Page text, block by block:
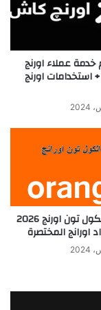
عملاء اورنج
كاش 2026 + استخدامات اورنج
كود إلغاء الكول تون اورنج 2026
اورانج المختصرة